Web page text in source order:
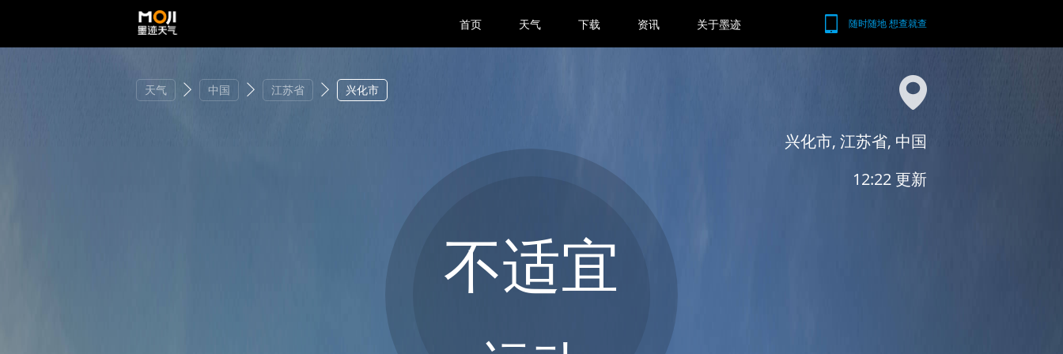
随时随地 想查就查
首页 天气 下载 资讯 关于墨迹
天气 中国 江苏省 兴化市
兴化市, 江苏省, 中国
12:22 更新
不适宜